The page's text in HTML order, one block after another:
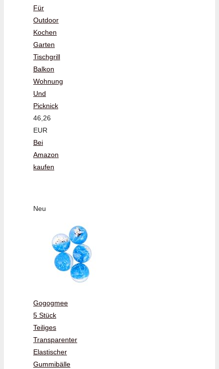
Für
Outdoor
Kochen
Garten
Tischgrill
Balkon
Wohnung
Und
Picknick
46,26
EUR
Bei
Amazon
kaufen
Neu
Gogogmee
5 Stück
Teiliges
Transparenter
Elastischer
Gummibälle